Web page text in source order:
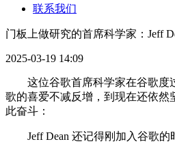
联系我们
门板上做研究的首席科学家：Jeff
2025-03-19 14:09
这位谷歌首席科学家在谷歌度
歌的喜爱不减反增，到现在还依然
此奋斗：
Jeff Dean 还记得刚加入谷歌的